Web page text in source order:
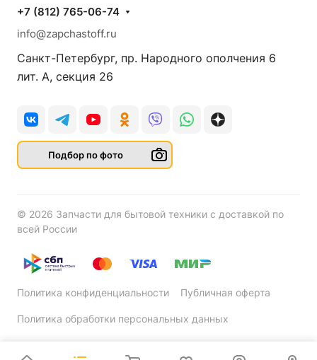
+7 (812) 765-06-74
info@zapchastoff.ru
Санкт-Петербург, пр. Народного ополчения 6
лит. А, секция 26
Подбор по фото
© 2026 Запчасти для бытовой техники с доставкой по
всей России
Политика конфиденциальности Публичная оферта
Политика обработки персональных данных